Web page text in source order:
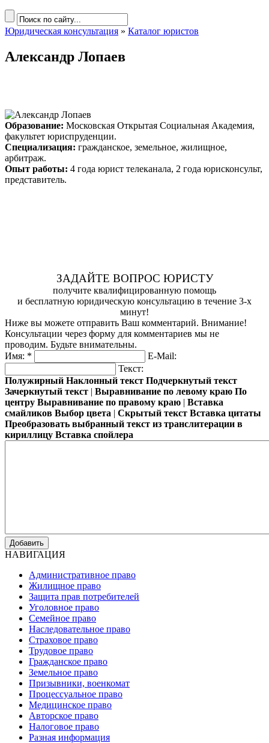
Юридическая консультация » Каталог юристов
Александр Лопаев
Образование: Московская Открытая Социальная Академия,
факультет юриспруденции.
Специализация: гражданское, земельное, жилищное,
арбитраж.
Опыт работы: 4 года юрист телеканала, 2 года юрисконсульт,
представитель.
ЗАДАЙТЕ ВОПРОС ЮРИСТУ
получите квалифицированную помощь
и бесплатную юридическую консультацию в течение 3-х
минут!
Ниже вы можете отправить Ваш комментарий. Внимание!
Консультации через форму для комментариев мы не
проводим. Будьте внимательны.
Имя: *
E-Mail:
Текст:
Полужирный Наклонный текст Подчеркнутый текст
Зачеркнутый текст | Выравнивание по левому краю По
центру Выравнивание по правому краю | Вставка
смайликов Выбор цвета | Скрытый текст Вставка цитаты
Преобразовать выбранный текст из транслитерации в
кириллицу Вставка спойлера
Добавить
НАВИГАЦИЯ
Административное право
Жилищное право
Защита прав потребителей
Уголовное право
Семейное право
Наследовательное право
Страховое право
Трудовое право
Гражданское право
Земельное право
Призывники, военкомат
Процессуальное право
Медицинское право
Авторское право
Налоговое право
Разная информация